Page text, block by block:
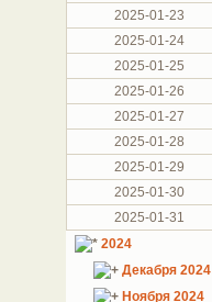
2025-01-23
2025-01-24
2025-01-25
2025-01-26
2025-01-27
2025-01-28
2025-01-29
2025-01-30
2025-01-31
2024
Декабря 2024
Ноября 2024